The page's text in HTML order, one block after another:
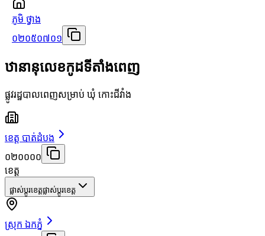
ភូមិ ថ្វាង
០២០៥០៧០១
ឋានានុលេខកូដទីតាំងពេញ
ផ្លូវរដ្ឋបាលពេញសម្រាប់ ឃុំ កោះជីវាំង
ខេត្ត បាត់ដំបង
០២០០០០
ខេត្ត
ផ្លាស់ប្តូរខេត្តផ្លាស់ប្តូរខេត្ត
ស្រុក ឯកភ្នំ